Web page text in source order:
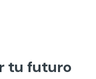
tu futuro